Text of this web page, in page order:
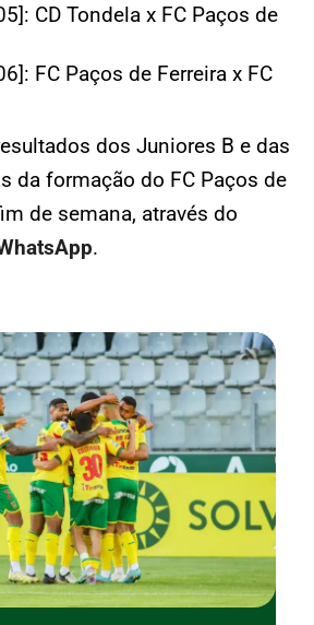
CD Tondela x FC Paços de
FC Paços de Ferreira x FC
dos Juniores B e das
da formação do FC Paços de
de semana, através do
.